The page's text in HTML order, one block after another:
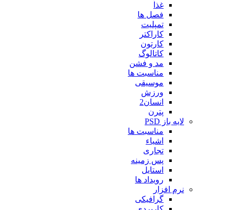
غذا
فصل ها
تمپلیت
کاراکتر
کارتون
کاتالوگ
مد و فشن
مناسبت ها
موسیقی
ورزش
انسان2
پترن
لایه باز PSD
مناسبت ها
اشیاء
تجاری
پس زمینه
استایل
رویداد ها
نرم افزار
گرافیکی